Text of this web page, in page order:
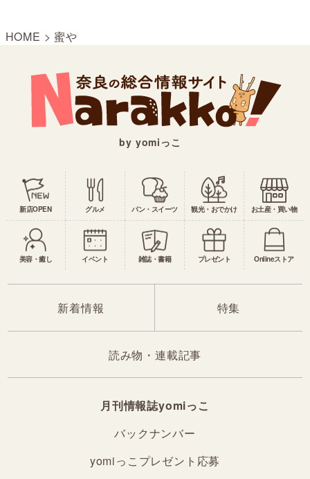
HOME >蜜や
by yomiっこ
新店OPEN グルメ パン・スイーツ 観光・おでかけ お土産・買い物
美容・癒し イベント 雑誌・書籍 プレゼント Onlineストア
新着情報 特集
読み物・連載記事
月刊情報誌yomiっこ
バックナンバー
yomiっこプレゼント応募